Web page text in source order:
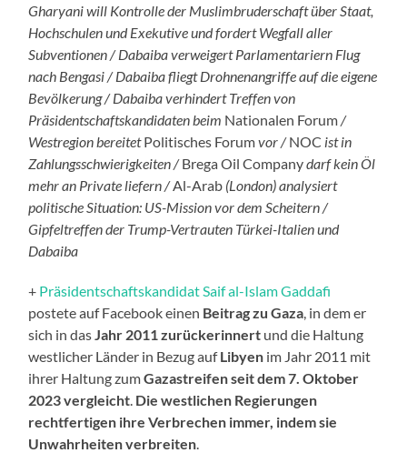
Gharyani will Kontrolle der Muslimbruderschaft über Staat,
Hochschulen und Exekutive und fordert Wegfall aller
Subventionen / Dabaiba verweigert Parlamentariern Flug
nach Bengasi / Dabaiba fliegt Drohnenangriffe auf die eigene
Bevölkerung / Dabaiba verhindert Treffen von
Präsidentschaftskandidaten beim Nationalen Forum /
Westregion bereitetPolitisches Forumvor /NOC ist in
Zahlungsschwierigkeiten /Brega Oil Companydarf kein Öl
mehr an Private liefern /Al-Arab (London) analysiert
politische Situation: US-Mission vor dem Scheitern /
Gipfeltreffen der Trump-Vertrauten Türkei-Italien und
Dabaiba
+ Präsidentschaftskandidat Saif al-Islam Gaddafi
postete auf Facebook einen Beitrag zu Gaza , in dem er
sich in das Jahr 2011 zurückerinnert und die Haltung
westlicher Länder in Bezug aufLibyen im Jahr 2011 mit
ihrer Haltung zumGazastreifen seit dem 7. Oktober
2023vergleicht Die westlichen Regierungen
rechtfertigen ihre Verbrechen immer, indem sie
Unwahrheiten verbreiten